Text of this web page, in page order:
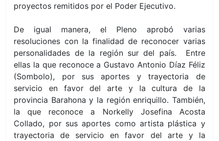
proyectos remitidos por el Poder Ejecutivo.
De igual manera, el Pleno aprobó varias
resoluciones con la finalidad de reconocer varias
personalidades de la región sur del país. Entre
ellas la que reconoce a Gustavo Antonio Díaz Féliz
(Sombolo), por sus aportes y trayectoria de
servicio en favor del arte y la cultura de la
provincia Barahona y la región enriquillo. También,
la que reconoce a Norkelly Josefina Acosta
Collado, por sus aportes como artista plástica y
trayectoria de servicio en favor del arte y la